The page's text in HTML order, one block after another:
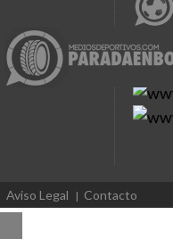
Aviso Legal Contacto